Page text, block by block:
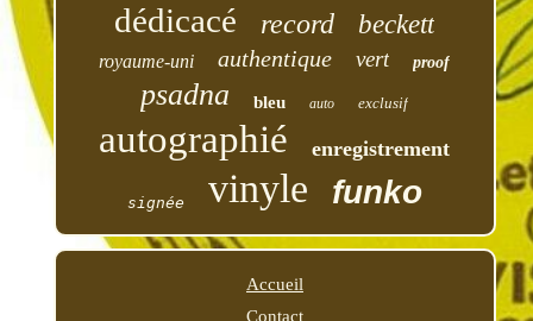
dédicacé record beckett
royaume-uni authentique vert proof
psadna bleu auto exclusif
autographié enregistrement
signée vinyle funko
Accueil
Contact